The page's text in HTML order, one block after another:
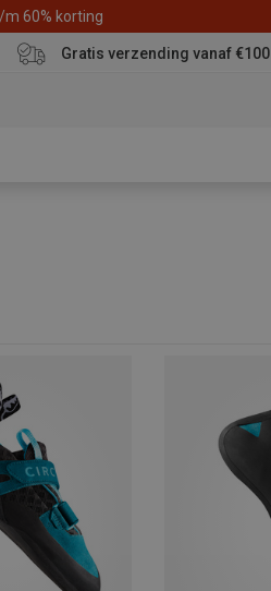
60% korting
Gratis verzending vanaf €100